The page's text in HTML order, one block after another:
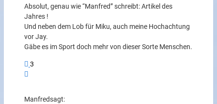
Absolut, genau wie “Manfred” schreibt: Artikel des
Jahres !
Und neben dem Lob für Miku, auch meine Hochachtung
vor Jay.
Gäbe es im Sport doch mehr von dieser Sorte Menschen.
3
Manfredsagt: